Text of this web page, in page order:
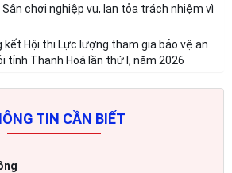
chơi nghiệp vụ, lan tỏa trách nhiệm vì
kết Hội thi Lực lượng tham gia bảo vệ an
tỉnh Thanh Hoá lần thứ I, năm 2026
TIN CẦN BIẾT